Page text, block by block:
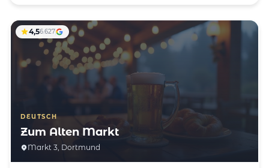
DEUTSCH
Zum Alten Markt
Markt 3, Dortmund
4,56.627